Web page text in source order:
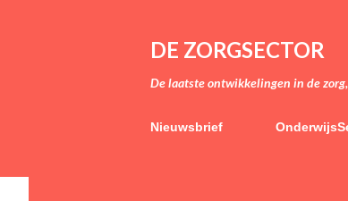
DE ZORGSECTOR
De laatste ontwikkelingen in de
Nieuwsbrief